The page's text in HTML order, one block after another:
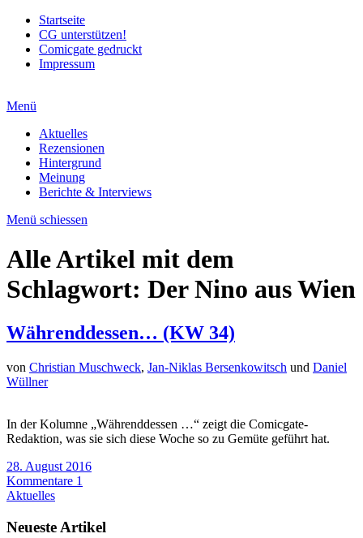
Startseite
CG unterstützen!
Comicgate gedruckt
Impressum
Menü
Aktuelles
Rezensionen
Hintergrund
Meinung
Berichte & Interviews
Menü schiessen
Alle Artikel mit dem
Schlagwort: Der Nino aus Wien
Währenddessen… (KW 34)
von Christian Muschweck, Jan-Niklas Bersenkowitsch und Daniel
Wüllner
In der Kolumne „Währenddessen …“ zeigt die Comicgate-
Redaktion, was sie sich diese Woche so zu Gemüte geführt hat.
28. August 2016
Kommentare 1
Aktuelles
Neueste Artikel